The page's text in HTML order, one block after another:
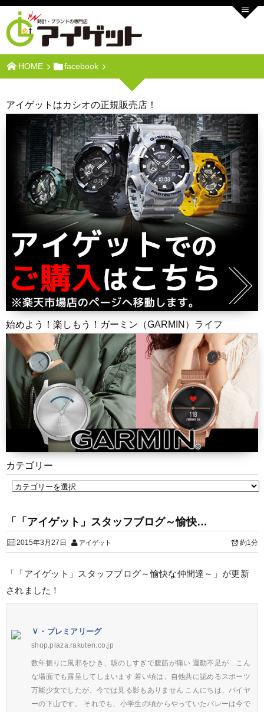
HOME facebook
アイゲットはカシオの正規販売店！
始めよう！楽しもう！ガーミン（GARMIN）ライフ
カテゴリー
「「アイゲット」スタッフブログ～愉快…
2015年3月27日 アイゲット 約1分
「「アイゲット」スタッフブログ～愉快な仲間達～」が更新
されました！
Ｖ・プレミアリーグ
shop.plaza.rakuten.co.jp
数年振りに風邪をひき、咳のしすぎで腹筋が痛い 運動不足が…こん
な場面でも露呈してしまいます 若い頃は、自他共に認めるスポーツ
万能少女でしたが、今では見る影もありません こんにちは、バイヤ
ーの下山です。 それでも、小学生の頃からやっていたバレーは今で